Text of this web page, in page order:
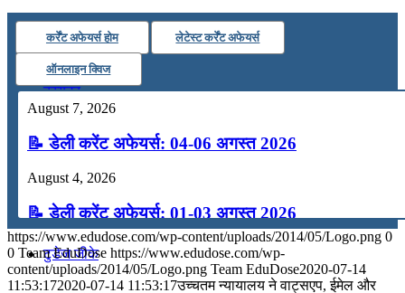
तर्कशक्ति
कंप्यूटर
अंग्रेजी
मॉक टेस्ट
टुडेज जीके
कर्रेंट अफेयर्स होम लेटेस्ट कर्रेंट अफेयर्स
ऑनलाइन क्विज
August 7, 2026
📝 डेली करेंट अफेयर्स: 04-06 अगस्त 2026
August 4, 2026
📝 डेली करेंट अफेयर्स: 01-03 अगस्त 2026
July 31, 2026
📝 डेली करेंट अफेयर्स: 28-31 जुलाई 2026
https://www.edudose.com/wp-content/uploads/2014/05/Logo.png 0
0 Team EduDose https://www.edudose.com/wp-
content/uploads/2014/05/Logo.png Team EduDose2020-07-14
11:53:172020-07-14 11:53:17उच्चतम न्यायालय ने वाट्सएप, ईमेल और